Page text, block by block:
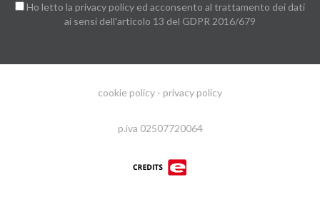
Ho letto la privacy policy ed acconsento al trattamento dei dati
ai sensi dell'articolo 13 del GDPR 2016/679
cookie policy - privacy policy
p.iva 02507720064